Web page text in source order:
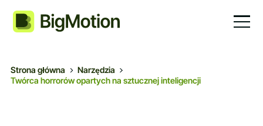
Strona główna
Narzędzia
Twórca horrorów opartych na sztucznej inteligencji